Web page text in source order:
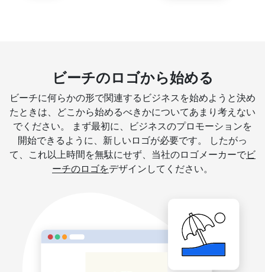
ビーチのロゴから始める
ビーチに何らかの形で関連するビジネスを始めようと決め
たときは、どこから始めるべきかについてあまり考えない
でください。 まず最初に、ビジネスのプロモーションを
開始できるように、新しいロゴが必要です。 したがっ
て、これ以上時間を無駄にせず、当社のロゴメーカーでビ
ーチのロゴをデザインしてください。